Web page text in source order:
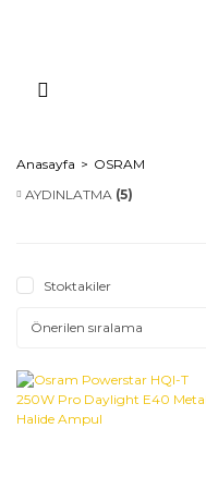
Anasayfa
OSRAM
AYDINLATMA (5)
Stoktakiler